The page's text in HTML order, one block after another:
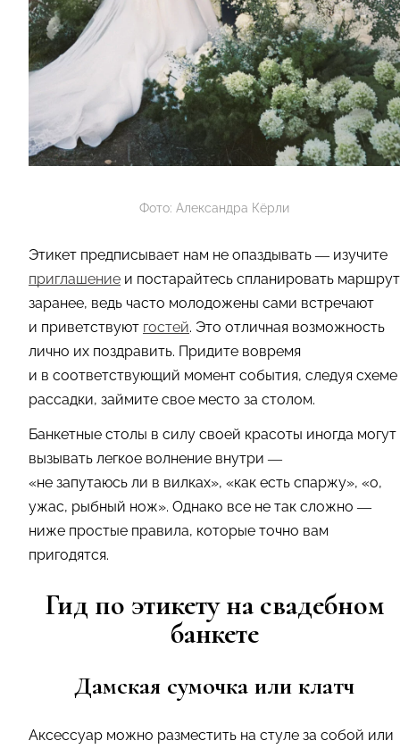
Фото: Александра Кёрли
Этикет предписывает нам не опаздывать — изучите
приглашение и постарайтесь спланировать маршрут
заранее, ведь часто молодожены сами встречают
и приветствуют гостей. Это отличная возможность
лично их поздравить. Придите вовремя
и в соответствующий момент события, следуя схеме
рассадки, займите свое место за столом.
Банкетные столы в силу своей красоты иногда могут
вызывать легкое волнение внутри —
«не запутаюсь ли в вилках», «как есть спаржу», «о,
ужас, рыбный нож». Однако все не так сложно —
ниже простые правила, которые точно вам
пригодятся.
Гид по этикету на свадебном
банкете
Дамская сумочка или клатч
Аксессуар можно разместить на стуле за собой или